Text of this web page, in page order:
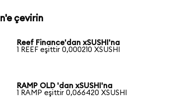
çevirin
Reef Finance'dan xSUSHI'na
1 REEF eşittir 0,000210 XSUSHI
RAMP OLD 'dan xSUSHI'na
1 RAMP eşittir 0,066420 XSUSHI